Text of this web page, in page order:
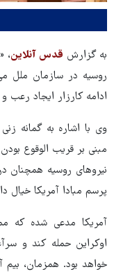
به گزارش قدس آنلاین،
روسیه در سازمان ملل
ادامه کارزار ایجاد رعب
وی با اشاره به گمانه
مبنی بر قریب الوقوع
نیروهای روسیه همچنان
پرسم مبادا آمریکا خیال
آمریکا مدعی شده که
اوکراین حمله کند و
خواهد بود. همزمان،